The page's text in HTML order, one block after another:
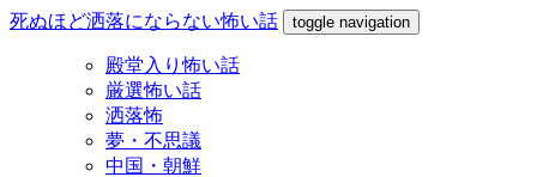
死ぬほど洒落にならない怖い話 toggle navigation
殿堂入り怖い話
厳選怖い話
洒落怖
夢・不思議
中国・朝鮮